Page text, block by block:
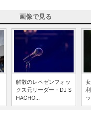
画像で見る
解散のレペゼンフォッ
クス元リーダー・DJ S
HACHO...